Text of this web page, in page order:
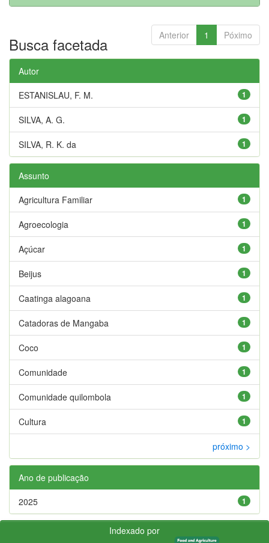
Anterior 1 Póximo
Busca facetada
Autor
1
ESTANISLAU, F. M.
1
SILVA, A. G.
1
SILVA, R. K. da
Assunto
1
Agricultura Familiar
1
Agroecologia
1
Açúcar
1
Beijus
1
Caatinga alagoana
1
Catadoras de Mangaba
1
Coco
1
Comunidade
1
Comunidade quilombola
1
Cultura
próximo >
Ano de publicação
1
2025
Indexado por